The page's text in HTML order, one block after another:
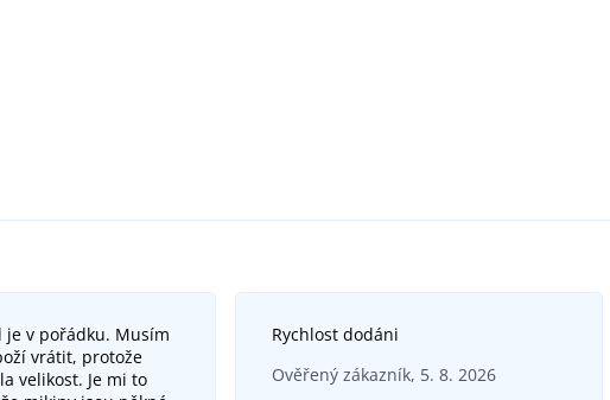
je v pořádku. Musím
vrátit, protože
velikost. Je mi to
Rychlost dodáni
Ověřený zákazník, 5. 8. 2026